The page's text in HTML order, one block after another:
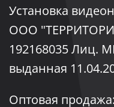
Установка
ООО
192168035 Лиц.
выданная
Оптовая продажа: